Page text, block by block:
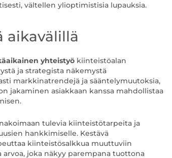
vältellen ylioptimistisia lupauksia.
aikavälillä
yhteistyö kiinteistöalan
ja strategista näkemystä
markkinatrendejä ja sääntelymuutoksia,
jakaminen asiakkaan kanssa mahdollistaa
tulevia kiinteistötarpeita ja
hankkimiselle. Kestävä
kiinteistösalkkua muuttuviin
joka näkyy parempana tuottona